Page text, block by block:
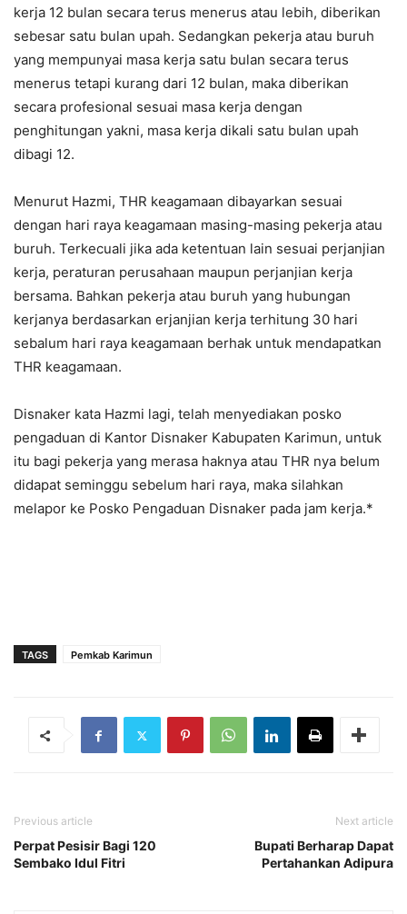
kerja 12 bulan secara terus menerus atau lebih, diberikan
sebesar satu bulan upah. Sedangkan pekerja atau buruh
yang mempunyai masa kerja satu bulan secara terus
menerus tetapi kurang dari 12 bulan, maka diberikan
secara profesional sesuai masa kerja dengan
penghitungan yakni, masa kerja dikali satu bulan upah
dibagi 12.
Menurut Hazmi, THR keagamaan dibayarkan sesuai
dengan hari raya keagamaan masing-masing pekerja atau
buruh. Terkecuali jika ada ketentuan lain sesuai perjanjian
kerja, peraturan perusahaan maupun perjanjian kerja
bersama. Bahkan pekerja atau buruh yang hubungan
kerjanya berdasarkan erjanjian kerja terhitung 30 hari
sebalum hari raya keagamaan berhak untuk mendapatkan
THR keagamaan.
Disnaker kata Hazmi lagi, telah menyediakan posko
pengaduan di Kantor Disnaker Kabupaten Karimun, untuk
itu bagi pekerja yang merasa haknya atau THR nya belum
didapat seminggu sebelum hari raya, maka silahkan
melapor ke Posko Pengaduan Disnaker pada jam kerja.*
TAGS Pemkab Karimun
Previous article
Perpat Pesisir Bagi 120
Sembako Idul Fitri
Next article
Bupati Berharap Dapat
Pertahankan Adipura